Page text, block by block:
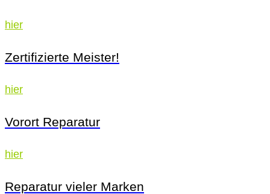
hier
Zertifizierte Meister!
hier
Vorort Reparatur
hier
Reparatur vieler Marken